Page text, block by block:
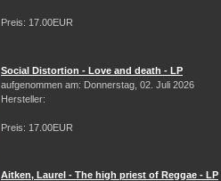
Preis: 17.00EUR
Social Distortion - Love and death - LP
aufgenommen am: Donnerstag, 02. Juli 2026
Hersteller:
Preis: 17.00EUR
Aitken, Laurel - The high priest of Reggae - LP